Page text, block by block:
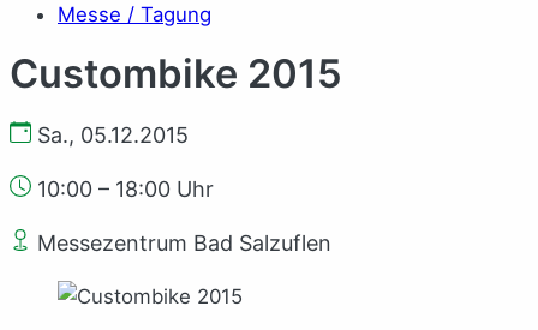
Messe / Tagung
Custombike 2015
Sa., 05.12.2015
10:00 – 18:00 Uhr
Messezentrum Bad Salzuflen